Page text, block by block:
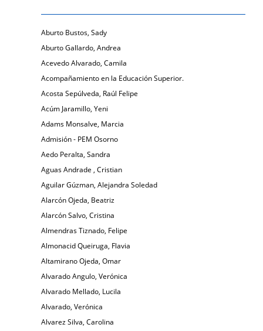
Aburto Bustos, Sady
Aburto Gallardo, Andrea
Acevedo Alvarado, Camila
Acompañamiento en la Educación Superior.
Acosta Sepúlveda, Raúl Felipe
Acúm Jaramillo, Yeni
Adams Monsalve, Marcia
Admisión - PEM Osorno
Aedo Peralta, Sandra
Aguas Andrade , Cristian
Aguilar Gúzman, Alejandra Soledad
Alarcón Ojeda, Beatriz
Alarcón Salvo, Cristina
Almendras Tiznado, Felipe
Almonacid Queiruga, Flavia
Altamirano Ojeda, Omar
Alvarado Angulo, Verónica
Alvarado Mellado, Lucila
Alvarado, Verónica
Alvarez Silva, Carolina